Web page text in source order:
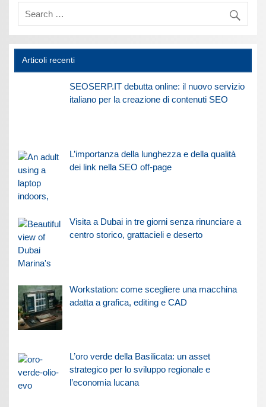
Articoli recenti
SEOSERP.IT debutta online: il nuovo servizio
italiano per la creazione di contenuti SEO
L’importanza della lunghezza e della qualità
dei link nella SEO off-page
Visita a Dubai in tre giorni senza rinunciare a
centro storico, grattacieli e deserto
Workstation: come scegliere una macchina
adatta a grafica, editing e CAD
L’oro verde della Basilicata: un asset
strategico per lo sviluppo regionale e
l’economia lucana